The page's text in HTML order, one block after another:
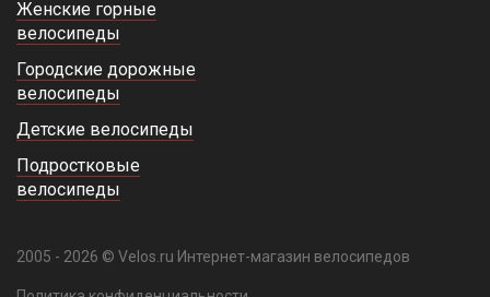
Женские горные
велосипеды
Городские дорожные
велосипеды
Детские велосипеды
Подростковые
велосипеды
2005 - 2026 © Velos.ru Интернет-магазин велосипедов